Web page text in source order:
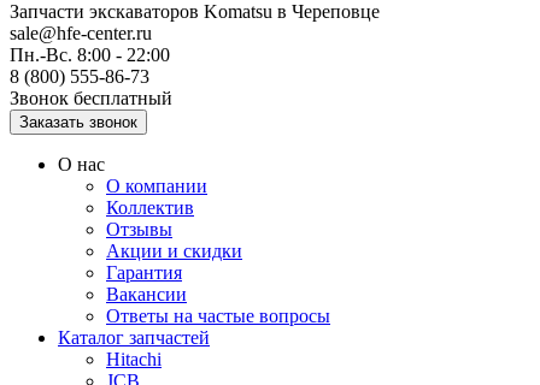
Запчасти экскаваторов Komatsu в Череповце
sale@hfe-center.ru
Пн.-Вс. 8:00 - 22:00
8 (800) 555-86-73
Звонок бесплатный
О нас
О компании
Коллектив
Отзывы
Акции и скидки
Гарантия
Вакансии
Ответы на частые вопросы
Каталог запчастей
Hitachi
JCB